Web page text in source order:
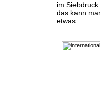
im
das kann
etwas